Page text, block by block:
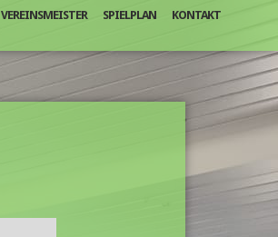
VEREINSMEISTER SPIELPLAN
KONTAKT